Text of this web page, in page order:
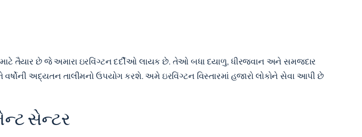
તૈયાર છે જે અમારા ઇરવિંગ્ટન દર્દીઓ લાયક છે. તેઓ બધા દયાળુ, ધીરજવાન અને સમજદાર
અદ્યતન તાલીમનો ઉપયોગ કરશે. અમે ઇરવિંગ્ટન વિસ્તારમાં હજારો લોકોને સેવા આપી છે
સેન્ટર